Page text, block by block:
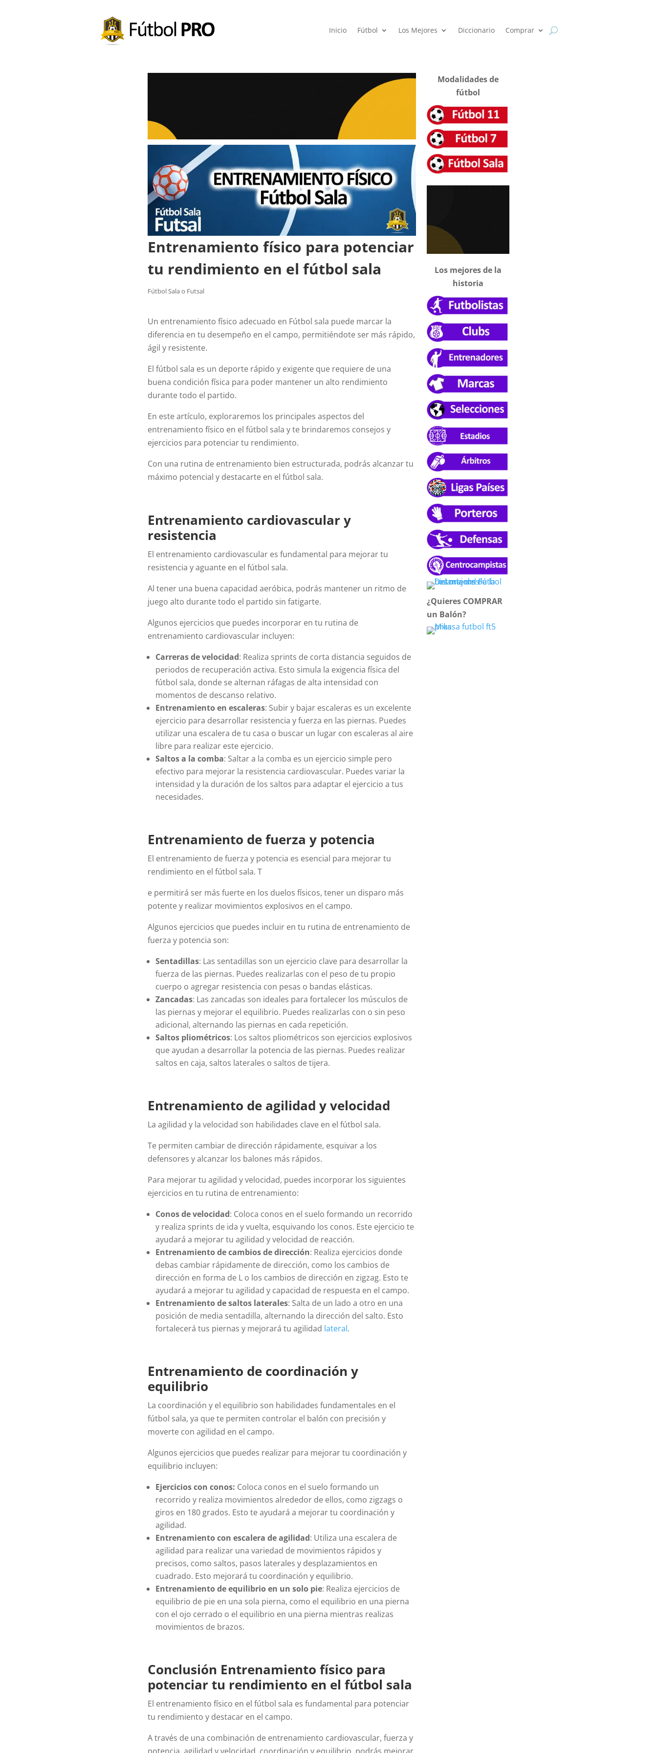
Inicio Fútbol Los Mejores Diccionario Comprar
Entrenamiento físico para potenciar
tu rendimiento en el fútbol sala
Fútbol Sala o Futsal
Un entrenamiento físico adecuado en Fútbol sala puede marcar la
diferencia en tu desempeño en el campo, permitiéndote ser más rápido,
ágil y resistente.
El fútbol sala es un deporte rápido y exigente que requiere de una
buena condición física para poder mantener un alto rendimiento
durante todo el partido.
En este artículo, exploraremos los principales aspectos del
entrenamiento físico en el fútbol sala y te brindaremos consejos y
ejercicios para potenciar tu rendimiento.
Con una rutina de entrenamiento bien estructurada, podrás alcanzar tu
máximo potencial y destacarte en el fútbol sala.
Entrenamiento cardiovascular y
resistencia
El entrenamiento cardiovascular es fundamental para mejorar tu
resistencia y aguante en el fútbol sala.
Al tener una buena capacidad aeróbica, podrás mantener un ritmo de
juego alto durante todo el partido sin fatigarte.
Algunos ejercicios que puedes incorporar en tu rutina de
entrenamiento cardiovascular incluyen:
Carreras de velocidad: Realiza sprints de corta distancia seguidos de
periodos de recuperación activa. Esto simula la exigencia física del
fútbol sala, donde se alternan ráfagas de alta intensidad con
momentos de descanso relativo.
Entrenamiento en escaleras: Subir y bajar escaleras es un excelente
ejercicio para desarrollar resistencia y fuerza en las piernas. Puedes
utilizar una escalera de tu casa o buscar un lugar con escaleras al aire
libre para realizar este ejercicio.
Saltos a la comba: Saltar a la comba es un ejercicio simple pero
efectivo para mejorar la resistencia cardiovascular. Puedes variar la
intensidad y la duración de los saltos para adaptar el ejercicio a tus
necesidades.
Entrenamiento de fuerza y potencia
El entrenamiento de fuerza y potencia es esencial para mejorar tu
rendimiento en el fútbol sala. T
e permitirá ser más fuerte en los duelos físicos, tener un disparo más
potente y realizar movimientos explosivos en el campo.
Algunos ejercicios que puedes incluir en tu rutina de entrenamiento de
fuerza y potencia son:
Sentadillas: Las sentadillas son un ejercicio clave para desarrollar la
fuerza de las piernas. Puedes realizarlas con el peso de tu propio
cuerpo o agregar resistencia con pesas o bandas elásticas.
Zancadas: Las zancadas son ideales para fortalecer los músculos de
las piernas y mejorar el equilibrio. Puedes realizarlas con o sin peso
adicional, alternando las piernas en cada repetición.
Saltos pliométricos: Los saltos pliométricos son ejercicios explosivos
que ayudan a desarrollar la potencia de las piernas. Puedes realizar
saltos en caja, saltos laterales o saltos de tijera.
Entrenamiento de agilidad y velocidad
La agilidad y la velocidad son habilidades clave en el fútbol sala.
Te permiten cambiar de dirección rápidamente, esquivar a los
defensores y alcanzar los balones más rápidos.
Para mejorar tu agilidad y velocidad, puedes incorporar los siguientes
ejercicios en tu rutina de entrenamiento:
Conos de velocidad: Coloca conos en el suelo formando un recorrido
y realiza sprints de ida y vuelta, esquivando los conos. Este ejercicio te
ayudará a mejorar tu agilidad y velocidad de reacción.
Entrenamiento de cambios de dirección: Realiza ejercicios donde
debas cambiar rápidamente de dirección, como los cambios de
dirección en forma de L o los cambios de dirección en zigzag. Esto te
ayudará a mejorar tu agilidad y capacidad de respuesta en el campo.
Entrenamiento de saltos laterales: Salta de un lado a otro en una
posición de media sentadilla, alternando la dirección del salto. Esto
fortalecerá tus piernas y mejorará tu agilidad lateral.
Entrenamiento de coordinación y
equilibrio
La coordinación y el equilibrio son habilidades fundamentales en el
fútbol sala, ya que te permiten controlar el balón con precisión y
moverte con agilidad en el campo.
Algunos ejercicios que puedes realizar para mejorar tu coordinación y
equilibrio incluyen:
Ejercicios con conos: Coloca conos en el suelo formando un
recorrido y realiza movimientos alrededor de ellos, como zigzags o
giros en 180 grados. Esto te ayudará a mejorar tu coordinación y
agilidad.
Entrenamiento con escalera de agilidad: Utiliza una escalera de
agilidad para realizar una variedad de movimientos rápidos y
precisos, como saltos, pasos laterales y desplazamientos en
cuadrado. Esto mejorará tu coordinación y equilibrio.
Entrenamiento de equilibrio en un solo pie: Realiza ejercicios de
equilibrio de pie en una sola pierna, como el equilibrio en una pierna
con el ojo cerrado o el equilibrio en una pierna mientras realizas
movimientos de brazos.
Conclusión Entrenamiento físico para
potenciar tu rendimiento en el fútbol sala
El entrenamiento físico en el fútbol sala es fundamental para potenciar
tu rendimiento y destacar en el campo.
A través de una combinación de entrenamiento cardiovascular, fuerza y
Modalidades de
fútbol
Los mejores de la
historia
¿Quieres COMPRAR
un Balón?